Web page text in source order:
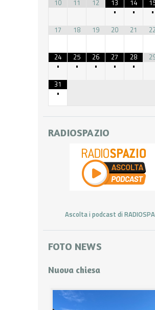
10 11 12
13
•
14
•
•
17
18 19 20 21
24
•
25
•
26
•
27
•
28
•
31
•
RADIOSPAZIO
Ascolta i podcast di
FOTO NEWS
Nuova chiesa